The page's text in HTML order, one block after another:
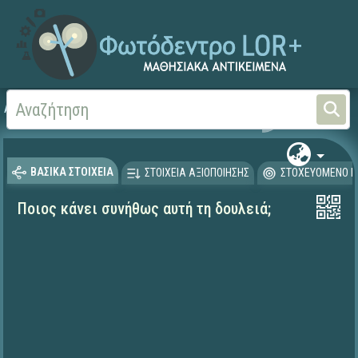
Αρχική Γεωγραφία-Γεωλογία
ΒΑΣΙΚΑ ΣΤΟΙΧΕΙΑ ΣΤΟΙΧΕΙΑ ΑΞΙΟΠΟΙΗΣΗΣ ΣΤΟΧΕΥΟΜΕΝΟ
Ποιος κάνει συνήθως αυτή τη δουλειά;